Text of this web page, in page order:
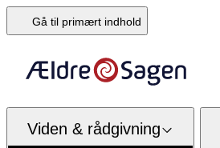
Gå til primært indhold
Viden & rådgivning